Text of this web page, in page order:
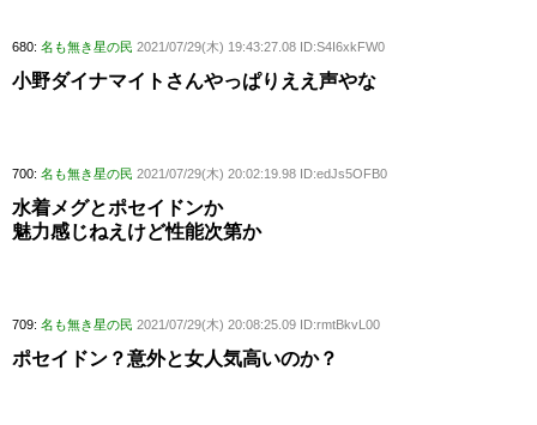
680: 名も無き星の民 2021/07/29(木) 19:43:27.08 ID:S4I6xkFW0
小野ダイナマイトさんやっぱりええ声やな
700: 名も無き星の民 2021/07/29(木) 20:02:19.98 ID:edJs5OFB0
水着メグとポセイドンか
魅力感じねえけど性能次第か
709: 名も無き星の民 2021/07/29(木) 20:08:25.09 ID:rmtBkvL00
ポセイドン？意外と女人気高いのか？